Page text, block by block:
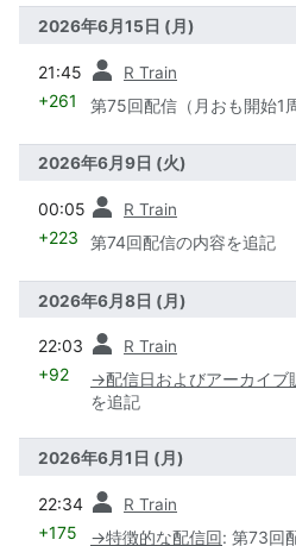
2026年6月15日 (月)
21:45 R Train
+261 第75回配信（月おも開始1
2026年6月9日 (火)
00:05 R Train
+223 第74回配信の内容を追記
2026年6月8日 (月)
22:03 R Train
+92 →配信日およびアーカイブ
を追記
2026年6月1日 (月)
22:34 R Train
+175 →特徴的な配信回: 第73回